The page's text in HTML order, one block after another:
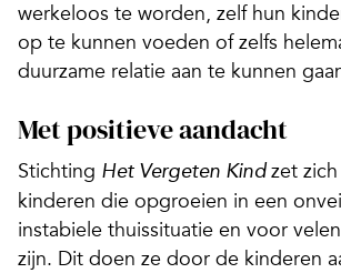
werkeloos te worden, zelf hun
op te kunnen voeden of zelfs
duurzame relatie aan te kunnen
Met positieve aandacht
Stichting Het Vergeten Kindzet
kinderen die opgroeien in een
instabiele thuissituatie en voor
zijn. Dit doen ze door de kinderen